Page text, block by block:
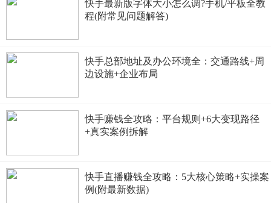
快手最新版字体大小怎么调?手机/平板全教
程(附常见问题解答)
快手总部地址及办公环境全：交通路线+周
边设施+企业布局
快手赚钱全攻略：平台规则+6大变现路径
+真实案例拆解
快手直播赚钱全攻略：5大核心策略+实操案
例(附最新数据)